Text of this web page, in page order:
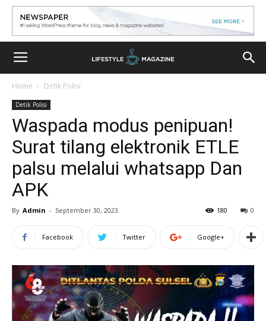
Home Detik Polisi
Detik Polisi
Waspada modus penipuan!
Surat tilang elektronik ETLE
palsu melalui whatsapp Dan
APK
By Admin - September 30, 2023 0
180
Facebook Twitter Google+